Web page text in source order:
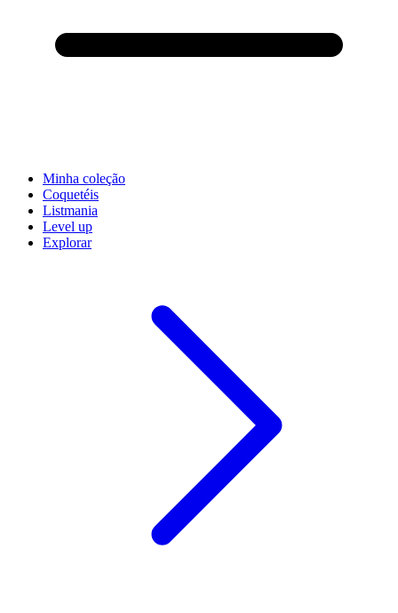
Minha coleção
Coquetéis
Listmania
Level up
Explorar